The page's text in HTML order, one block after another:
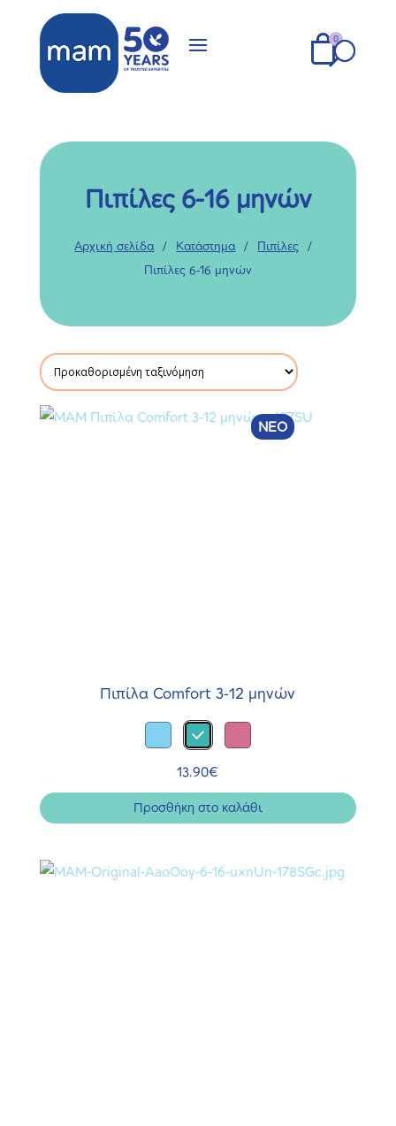
Πιπίλες 6-16 μηνών
Αρχική σελίδα / Κατάστημα / Πιπίλες
/
Πιπίλες 6-16 μηνών
Πιπίλα Comfort 3-12 μηνών
13.90€
Προσθήκη στο καλάθι